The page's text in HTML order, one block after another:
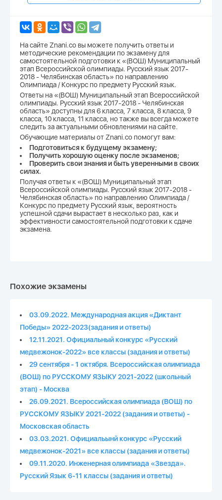
На сайте Znani.co вы можете получить ответы и
методические рекомендации по экзамену для
самостоятельной подготовки к «(ВОШ) Муниципальный
этап Всероссийской олимпиады. Русский язык 2017-
2018 - Челябинская область» по направлению
Олимпиада / Конкурс по предмету Русский язык.
Ответы на «(ВОШ) Муниципальный этап Всероссийской
олимпиады. Русский язык 2017-2018 - Челябинская
область» доступны для 6 класса, 7 класса, 8 класса, 9
класса, 10 класса, 11 класса, но также вы всегда можете
следить за актуальными обновлениями на сайте.
Обучающие материалы от Znani.co помогут вам:
Подготовиться к будущему экзамену;
Получить хорошую оценку после экзаменов;
Проверить свои знания и быть уверенными в своих
силах.
Получая ответы к «(ВОШ) Муниципальный этап
Всероссийской олимпиады. Русский язык 2017-2018 -
Челябинская область» по направлению Олимпиада /
Конкурс по предмету Русский язык, вероятность
успешной сдачи вырастает в несколько раз, как и
эффективности самостоятельной подготовки к сдаче
экзамена.
Похожие экзамены
03.09.2022. Международная акция «Диктант
Победы» 2022-2023(задания и ответы)
12.11.2021. Официальный конкурс «Русский
медвежонок-2022» все классы (задания и ответы)
29 сентября - 1 октября. Всероссийская олимпиада
(ВОШ) по РУССКОМУ ЯЗЫКУ 2021-2022 (школьный
этап) - Москва
26.09.2021. Всероссийская олимпиада (ВОШ) по
РУССКОМУ ЯЗЫКУ 2021-2022 (задания и ответы) -
Московская область
03.03.2021. Официальынй конкурс «Русский
медвежонок-2021» все классы (задания и ответы)
09.11.2020. Инженерная олимпиада «Звезда».
Русский Язык 6-11 классы (задания и ответы)